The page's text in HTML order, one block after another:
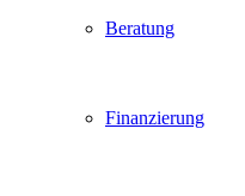
Beratung
Finanzierung